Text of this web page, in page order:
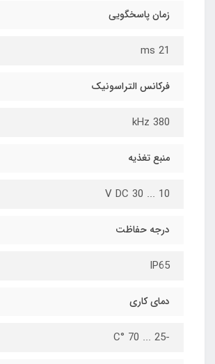
زمان پاسخگویی
21 ms
فرکانس التراسونیک
380 kHz
منبع تغذیه
10 ... 30 V DC
درجه حفاظت
IP65
دمای کاری
-25 ... 70 °C